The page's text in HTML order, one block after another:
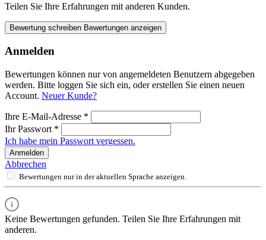
Teilen Sie Ihre Erfahrungen mit anderen Kunden.
Bewertung schreiben Bewertungen anzeigen
Anmelden
Bewertungen können nur von angemeldeten Benutzern abgegeben
werden. Bitte loggen Sie sich ein, oder erstellen Sie einen neuen
Account. Neuer Kunde?
Ihre E-Mail-Adresse *
Ihr Passwort *
Ich habe mein Passwort vergessen.
Anmelden
Abbrechen
Bewertungen nur in der aktuellen Sprache anzeigen.
Keine Bewertungen gefunden. Teilen Sie Ihre Erfahrungen mit
anderen.